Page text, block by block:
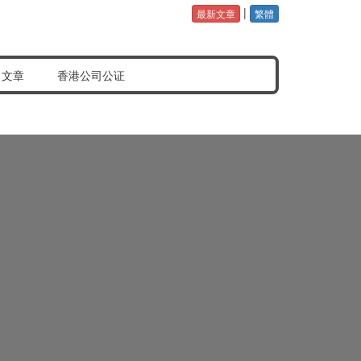
最新文章 | 繁體